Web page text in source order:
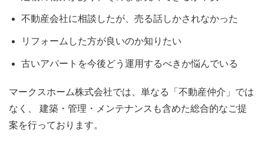
不動産会社に相談したが、売る話しかされなかった
リフォームした方が良いのか知りたい
古いアパートを今後どう運用するべきか悩んでいる
マークスホーム株式会社では、単なる「不動産仲介」では
なく、 建築・管理・メンテナンスも含めた総合的なご提
案を行っております。